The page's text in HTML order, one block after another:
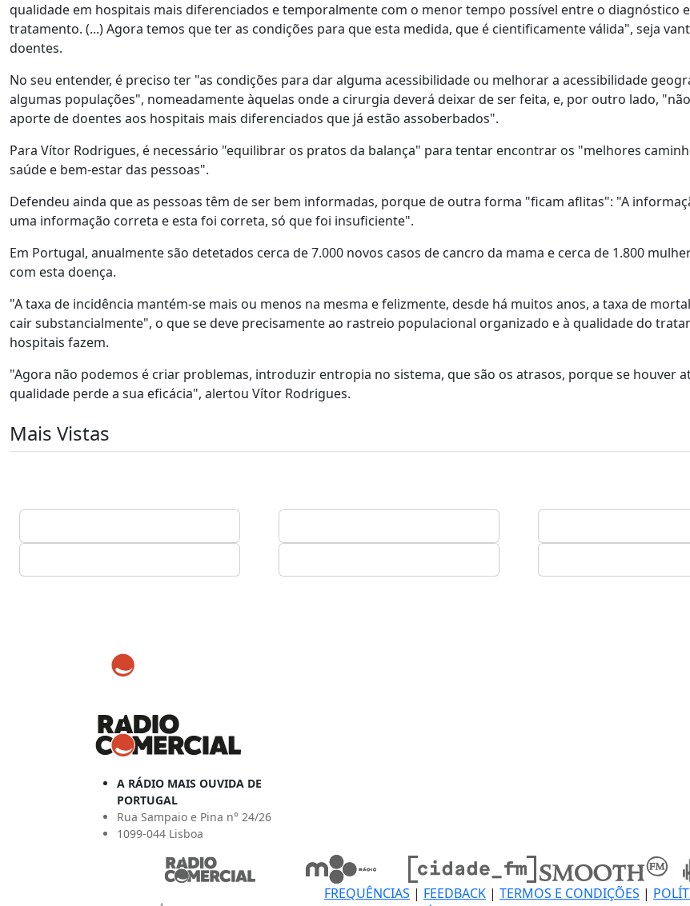
qualidade em hospitais mais diferenciados e temporalmente com o menor tempo possível entre o diagnóstico
tratamento. (...) Agora temos que ter as condições para que esta medida, que é cientificamente válida", seja
doentes.
No seu entender, é preciso ter "as condições para dar alguma acessibilidade ou melhorar a acessibilidade
algumas populações", nomeadamente àquelas onde a cirurgia deverá deixar de ser feita, e, por outro lado,
aporte de doentes aos hospitais mais diferenciados que já estão assoberbados".
Para Vítor Rodrigues, é necessário "equilibrar os pratos da balança" para tentar encontrar os "melhores
saúde e bem-estar das pessoas".
Defendeu ainda que as pessoas têm de ser bem informadas, porque de outra forma "ficam aflitas": "A
uma informação correta e esta foi correta, só que foi insuficiente".
Em Portugal, anualmente são detetados cerca de 7.000 novos casos de cancro da mama e cerca de 1.800
com esta doença.
"A taxa de incidência mantém-se mais ou menos na mesma e felizmente, desde há muitos anos, a taxa de
cair substancialmente", o que se deve precisamente ao rastreio populacional organizado e à qualidade do
hospitais fazem.
"Agora não podemos é criar problemas, introduzir entropia no sistema, que são os atrasos, porque se houver
qualidade perde a sua eficácia", alertou Vítor Rodrigues.
Mais Vistas
A RÁDIO MAIS OUVIDA DE
PORTUGAL
Rua Sampaio e Pina n° 24/26
1099-044 Lisboa
FREQUÊNCIAS | FEEDBACK | TERMOS E CONDIÇÕES |